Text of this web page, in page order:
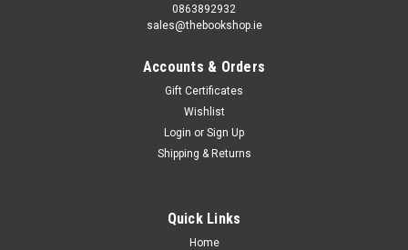
0863892932
sales@thebookshop.ie
Accounts & Orders
Gift Certificates
Wishlist
Login or Sign Up
Shipping & Returns
Quick Links
Home